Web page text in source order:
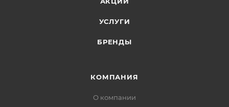
УСЛУГИ
БРЕНДЫ
КОМПАНИЯ
О компании